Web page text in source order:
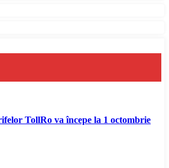
TollRo va începe la 1 octombrie